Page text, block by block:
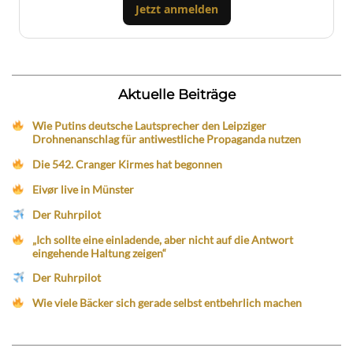
Jetzt anmelden
Aktuelle Beiträge
Wie Putins deutsche Lautsprecher den Leipziger
Drohnenanschlag für antiwestliche Propaganda nutzen
Die 542. Cranger Kirmes hat begonnen
Eivør live in Münster
Der Ruhrpilot
„Ich sollte eine einladende, aber nicht auf die Antwort
eingehende Haltung zeigen“
Der Ruhrpilot
Wie viele Bäcker sich gerade selbst entbehrlich machen